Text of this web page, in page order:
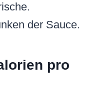
der Sauce.
pro